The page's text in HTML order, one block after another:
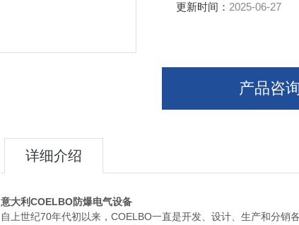
更新时间： 2025-06-27
产品咨询
详细介绍
意大利COELBO防爆电气设备
自上世纪70年代初以来，COELBO一直是开发、设计、生产和分